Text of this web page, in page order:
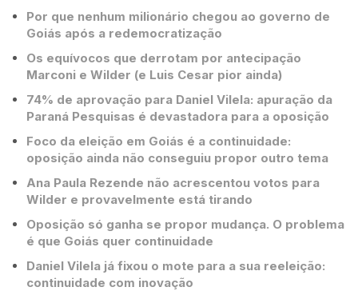
Por que nenhum milionário chegou ao governo de
Goiás após a redemocratização
Os equívocos que derrotam por antecipação
Marconi e Wilder (e Luis Cesar pior ainda)
74% de aprovação para Daniel Vilela: apuração da
Paraná Pesquisas é devastadora para a oposição
Foco da eleição em Goiás é a continuidade:
oposição ainda não conseguiu propor outro tema
Ana Paula Rezende não acrescentou votos para
Wilder e provavelmente está tirando
Oposição só ganha se propor mudança. O problema
é que Goiás quer continuidade
Daniel Vilela já fixou o mote para a sua reeleição:
continuidade com inovação